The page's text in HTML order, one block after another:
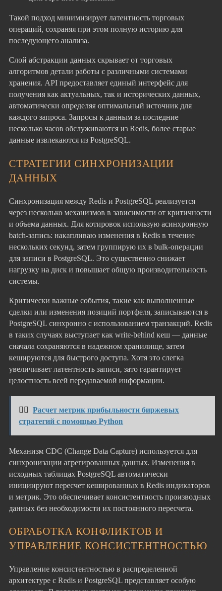
Такой подход минимизирует латентность торговых
операций, сохраняя при этом полную историю для
последующего анализа.
Слой абстракции данных скрывает от торговых
алгоритмов детали работы с различными системами
хранения. API предоставляет единый интерфейс для
получения как актуальных, так и исторических данных,
автоматически определяя оптимальный источник для
каждого запроса. Запросы к данным за последние
несколько часов обслуживаются из Redis, более старые
данные извлекаются из PostgreSQL.
СТРАТЕГИИ СИНХРОНИЗАЦИИ
ДАННЫХ
Синхронизация между Redis и PostgreSQL реализуется
через несколько механизмов в зависимости от критичности
и объема данных. Для котировок использую асинхронную
batch-запись: накапливаю изменения в Redis в течение
нескольких секунд, затем группирую их в bulk-операции
для записи в PostgreSQL. Это существенно снижает
нагрузку на диск и повышает общую производительность
системы.
Критически важные события, такие как выполненные
сделки или изменения позиций портфеля, записываются в
PostgreSQL синхронно с использованием транзакций. Redis
в таких случаях выступает как write-behind кеш — данные
сначала сохраняются в надежном хранилище, затем
кешируются для быстрого доступа. Хотя это слегка
увеличивает латентность записи, зато гарантирует
целостность всей передаваемой информации.
👉🏻
Расчет метрик прибыльности биржевых
стратегий с помощью Python
Механизм CDC (Change Data Capture) используется для
синхронизации агрегированных данных. Изменения в
исходных таблицах PostgreSQL автоматически
инициируют пересчет кешированных в Redis индикаторов
и метрик. Это обеспечивает консистентность производных
данных без необходимости их постоянного пересчета.
ОБРАБОТКА КОНФЛИКТОВ И
УПРАВЛЕНИЕ КОНСИСТЕНТНОСТЬЮ
Управление консистентностью в распределенной
архитектуре с Redis и PostgreSQL представляет особую